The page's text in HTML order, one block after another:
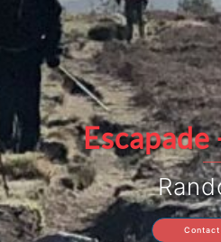
Escapade -
Randos
Contact